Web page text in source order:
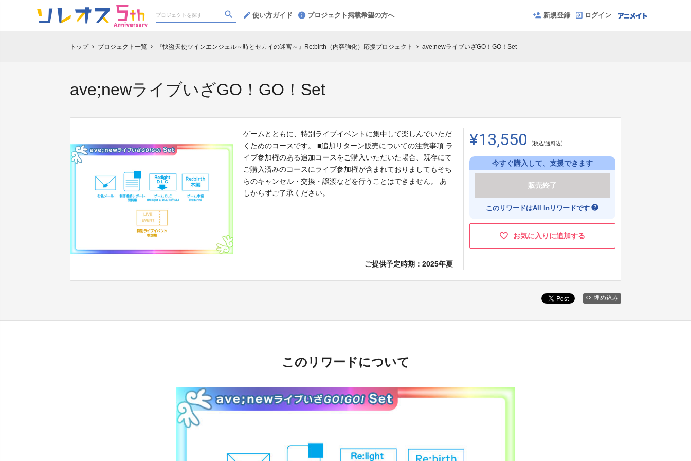
使い方ガイド プロジェクト掲載希望の方へ 新規登録 ログイン
トップ chevron_right プロジェクト一覧 chevron_right 『快盗天使ツインエンジェル～時とセカイの迷宮～』Re:birth（内容強化）応援プロジェクト chevron_right ave;newライブいざGO！GO！Set
ave;newライブいざGO！GO！Set
ゲームとともに、特別ライブイベントに集中して楽しんでいただ
くためのコースです。 ■追加リターン販売についての注意事項 ラ
イブ参加権のある追加コースをご購入いただいた場合、既存にて
ご購入済みのコースにライブ参加権が含まれておりましてもそち
らのキャンセル・交換・譲渡などを行うことはできません。 あ
しからずご了承ください。
ご提供予定時期： 2025年夏
¥13,550 (税込/送料込)
今すぐ購入して、支援できます
販売終了
このリワードはAll Inリワードです help
お気に入りに追加する
埋め込み
このリワードについて